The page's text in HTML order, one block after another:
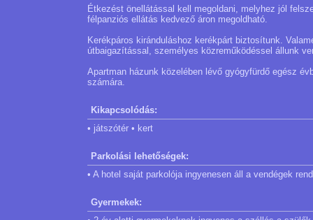
Étkezést önellátással kell megoldani, melyhez jól
félpanziós ellátás kedvező áron megoldható.
Kerékpáros kiránduláshoz kerékpárt biztosítunk.
útbaigazítással, személyes közreműködéssel állunk
Apartman házunk közelében lévő gyógyfürdő egész
számára.
Kikapcsolódás:
• játszótér • kert
Parkolási lehetőségek:
• A hotel saját parkolója ingyenesen áll a vendégek
Gyermekek: